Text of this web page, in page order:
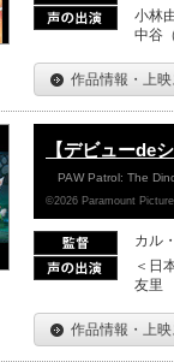
小林
中谷
作品情報・上
【デビューde
PAW Patrol: The
©2026 Paramount
カル
＜日
友里
作品情報・上